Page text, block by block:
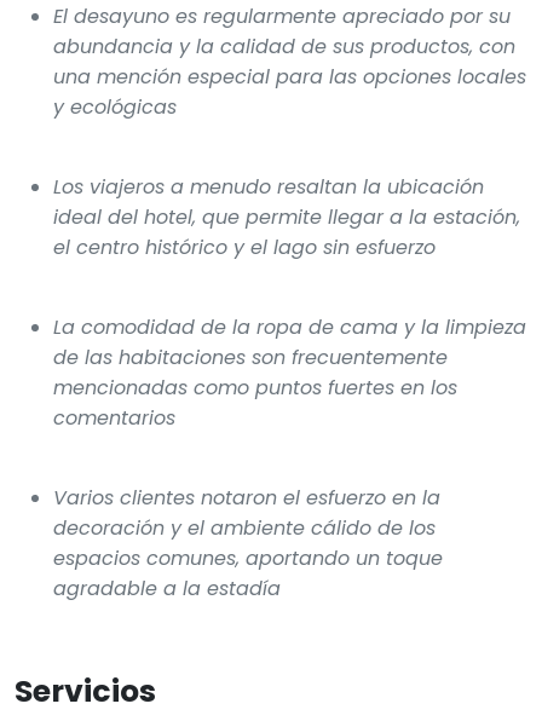
El desayuno es regularmente apreciado por su
abundancia y la calidad de sus productos, con
una mención especial para las opciones locales
y ecológicas
Los viajeros a menudo resaltan la ubicación
ideal del hotel, que permite llegar a la estación,
el centro histórico y el lago sin esfuerzo
La comodidad de la ropa de cama y la limpieza
de las habitaciones son frecuentemente
mencionadas como puntos fuertes en los
comentarios
Varios clientes notaron el esfuerzo en la
decoración y el ambiente cálido de los
espacios comunes, aportando un toque
agradable a la estadía
Servicios